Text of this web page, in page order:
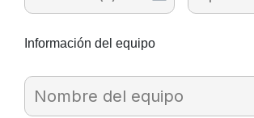
Información del equipo